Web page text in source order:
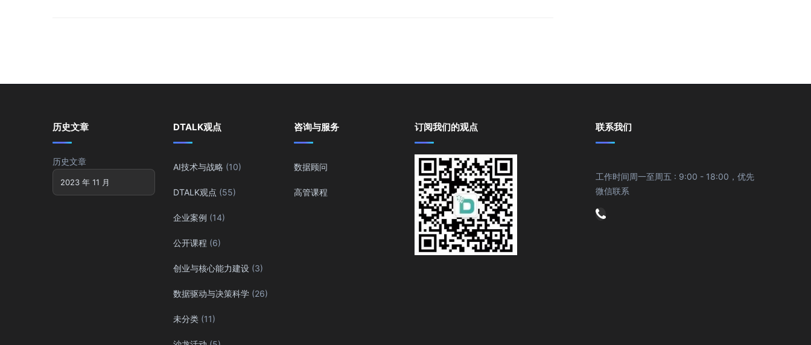
历史文章
历史文章
DTALK观点
AI技术与战略 (10)
DTALK观点 (55)
企业案例 (14)
公开课程 (6)
创业与核心能力建设 (3)
数据驱动与决策科学 (26)
未分类 (11)
咨询与服务
数据顾问
高管课程
订阅我们的观点 联系我们
工作时间周一至周五 : 9:00 - 18:00，优先
微信联系